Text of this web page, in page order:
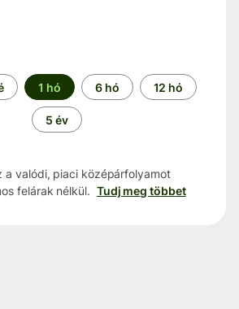
1 hó 6 hó 12 hó
5 év
a valódi, piaci középárfolyamot
felárak nélkül. Tudj meg többet